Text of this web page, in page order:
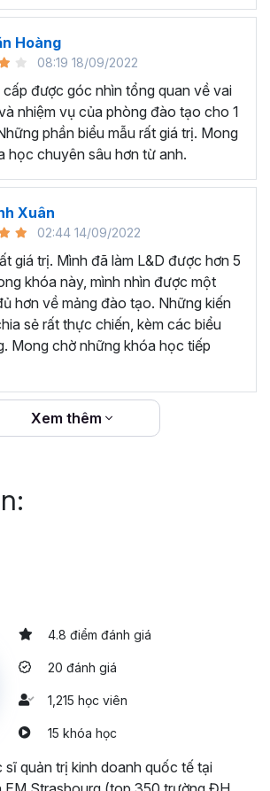
Hoàng
08:19 18/09/2022
được góc nhìn tổng quan về vai
nhiệm vụ của phòng đào tạo cho 1
phần biểu mẫu rất giá trị. Mong
học chuyên sâu hơn từ anh.
Xuân
02:44 14/09/2022
giá trị. Mình đã làm L&D được hơn 5
khóa này, mình nhìn được một
hơn về mảng đào tạo. Những kiến
sẻ rất thực chiến, kèm các biểu
Mong chờ những khóa học tiếp
Xem thêm
4.8 điểm đánh giá
20 đánh giá
1,215 học viên
15 khóa học
quản trị kinh doanh quốc tế tại